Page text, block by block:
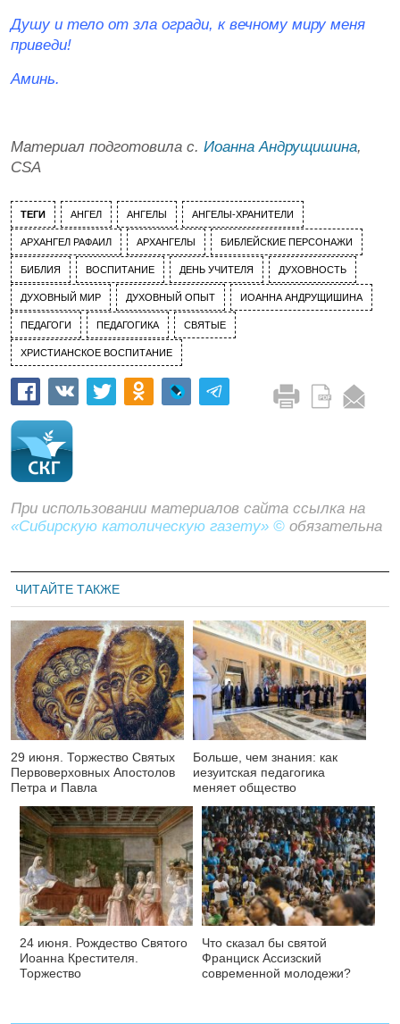
Душу и тело от зла огради, к вечному миру меня
приведи!
Аминь.
Материал подготовила c. Иоанна Андрущишина,
CSA
ТЕГИ АНГЕЛ АНГЕЛЫ АНГЕЛЫ-ХРАНИТЕЛИ
АРХАНГЕЛ РАФАИЛ АРХАНГЕЛЫ БИБЛЕЙСКИЕ ПЕРСОНАЖИ
БИБЛИЯ ВОСПИТАНИЕ ДЕНЬ УЧИТЕЛЯ ДУХОВНОСТЬ
ДУХОВНЫЙ МИР ДУХОВНЫЙ ОПЫТ ИОАННА АНДРУЩИШИНА
ПЕДАГОГИ ПЕДАГОГИКА СВЯТЫЕ
ХРИСТИАНСКОЕ ВОСПИТАНИЕ
При использовании материалов сайта ссылка на
«Сибирскую католическую газету» © обязательна
ЧИТАЙТЕ ТАКЖЕ
29 июня. Торжество Святых
Первоверховных Апостолов
Петра и Павла
Больше, чем знания: как
иезуитская педагогика
меняет общество
24 июня. Рождество Святого
Иоанна Крестителя.
Торжество
Что сказал бы святой
Франциск Ассизский
современной молодежи?